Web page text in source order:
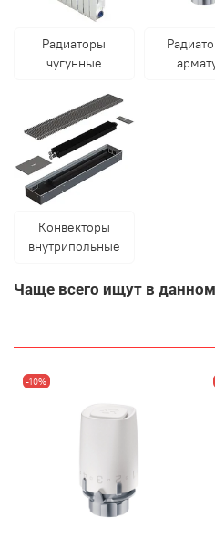
Радиаторы
чугунные
Конвекторы
внутрипольные
Чаще всего ищут в
-10%